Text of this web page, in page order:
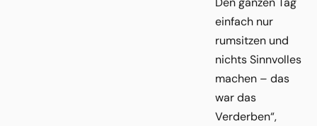
einfach nur
rumsitzen und
nichts Sinnvolles
machen – das
war das
Verderben“,